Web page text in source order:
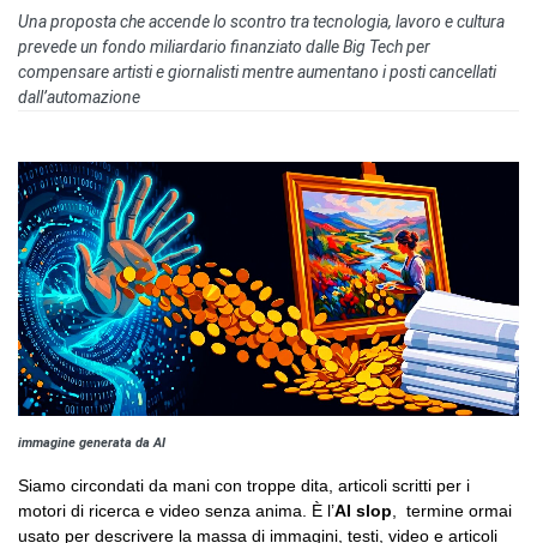
Una proposta che accende lo scontro tra tecnologia, lavoro e cultura
prevede un fondo miliardario finanziato dalle Big Tech per
compensare artisti e giornalisti mentre aumentano i posti cancellati
dall’automazione
immagine generata da AI
Siamo circondati da mani con troppe dita, articoli scritti per i
motori di ricerca e video senza anima. È l’AI slop , termine ormai
usato per descrivere la massa di immagini, testi, video e articoli